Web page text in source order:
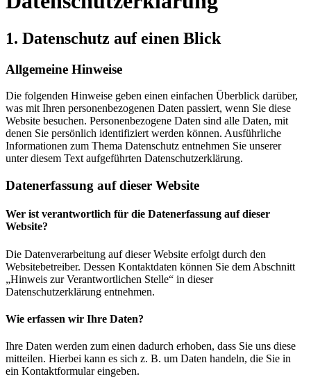
1. Datenschutz auf einen Blick
Allgemeine Hinweise
Die folgenden Hinweise geben einen einfachen Überblick darüber,
was mit Ihren personenbezogenen Daten passiert, wenn Sie diese
Website besuchen. Personenbezogene Daten sind alle Daten, mit
denen Sie persönlich identifiziert werden können. Ausführliche
Informationen zum Thema Datenschutz entnehmen Sie unserer
unter diesem Text aufgeführten Datenschutzerklärung.
Datenerfassung auf dieser Website
Wer ist verantwortlich für die Datenerfassung auf dieser
Website?
Die Datenverarbeitung auf dieser Website erfolgt durch den
Websitebetreiber. Dessen Kontaktdaten können Sie dem Abschnitt
„Hinweis zur Verantwortlichen Stelle“ in dieser
Datenschutzerklärung entnehmen.
Wie erfassen wir Ihre Daten?
Ihre Daten werden zum einen dadurch erhoben, dass Sie uns diese
mitteilen. Hierbei kann es sich z. B. um Daten handeln, die Sie in
ein Kontaktformular eingeben.